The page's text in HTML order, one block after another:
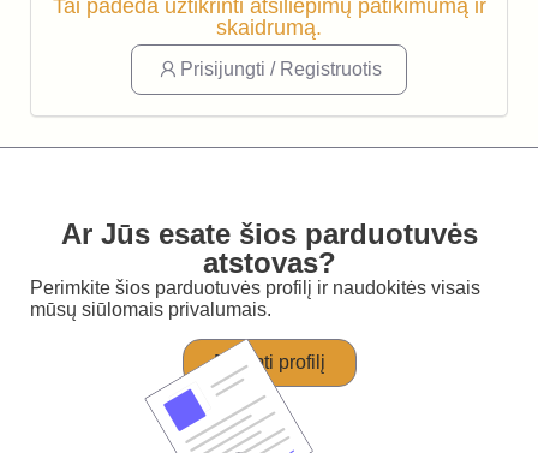
Tai padeda užtikrinti atsiliepimų patikimumą ir
skaidrumą.
Prisijungti / Registruotis
Ar Jūs esate šios parduotuvės
atstovas?
Perimkite šios parduotuvės profilį ir naudokitės visais
mūsų siūlomais privalumais.
Perimti profilį